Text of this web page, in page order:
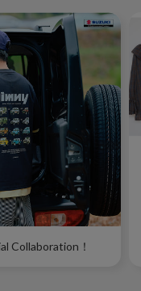
イテムを先取り♪